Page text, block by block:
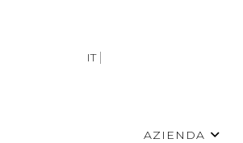
IT
AZIENDA